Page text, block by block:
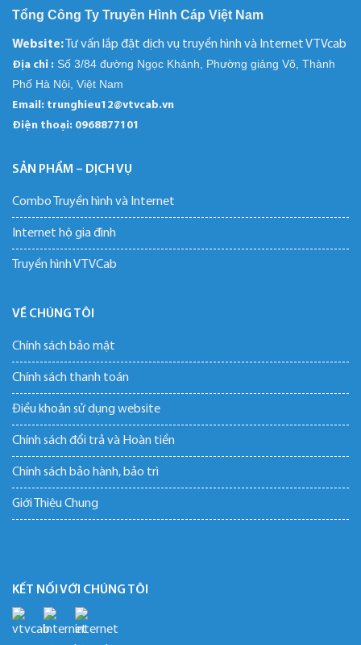
Tổng Công Ty Truyền Hình Cáp Việt Nam
Website: Tư vấn lắp đặt dịch vụ truyền hình và Internet VTVcab
Địa chỉ : Số 3/84 đường Ngọc Khánh, Phường giảng Võ, Thành
Phố Hà Nội, Việt Nam
Email: trunghieu12@vtvcab.vn
Điện thoại: 0968877101
SẢN PHẨM – DỊCH VỤ
Combo Truyền hình và Internet
Internet hộ gia đình
Truyền hình VTVCab
VỀ CHÚNG TÔI
Chính sách bảo mật
Chính sách thanh toán
Điều khoản sử dụng website
Chính sách đổi trả và Hoàn tiền
Chính sách bảo hành, bảo trì
Giới Thiệu Chung
KẾT NỐI VỚI CHÚNG TÔI